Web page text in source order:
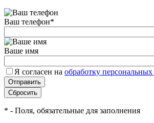
Ваш телефон*
Ваше имя
Я согласен на обработку
* - Поля, обязательные для заполнения